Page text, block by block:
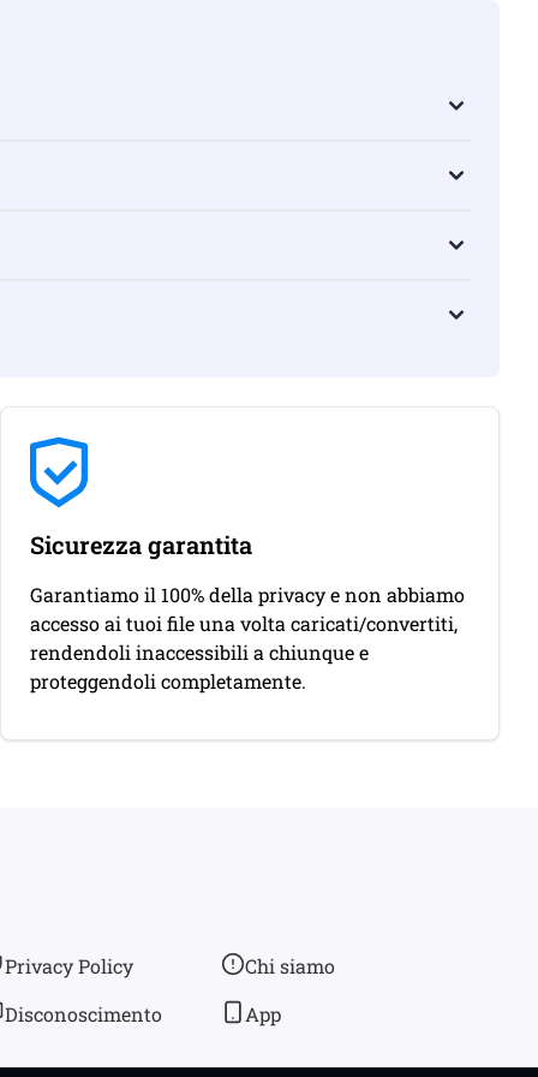
Sicurezza garantita
Garantiamo il 100% della privacy e non abbiamo
accesso ai tuoi file una volta caricati/convertiti,
rendendoli inaccessibili a chiunque e
proteggendoli completamente.
Privacy Policy
Disconoscimento
Chi siamo
App